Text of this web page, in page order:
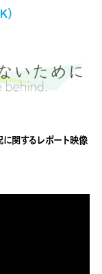
関するレポート映像